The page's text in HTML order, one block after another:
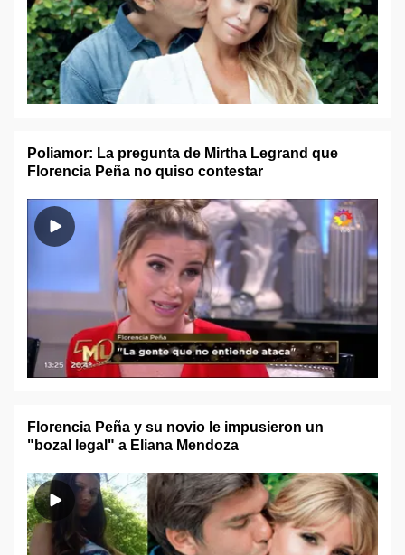
Poliamor: La pregunta de Mirtha Legrand que
Florencia Peña no quiso contestar
Florencia Peña y su novio le impusieron un
"bozal legal" a Eliana Mendoza